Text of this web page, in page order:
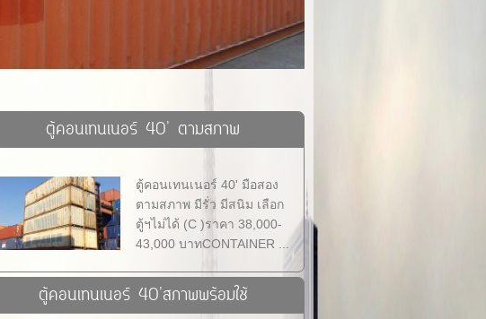
ตู้คอนเทนเนอร์ 40' ตามสภาพ
ตู้คอนเทนเนอร์ 40' มือสอง
ตามสภาพ มีรั่ว มีสนิม เลือก
ตู้ฯไม่ได้ (C )ราคา 38,000-
43,000 บาทCONTAINER ...
ตู้คอนเทนเนอร์ 40'สภาพพร้อมใช้